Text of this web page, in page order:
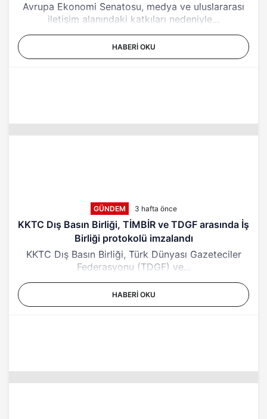
Avrupa Ekonomi Senatosu, medya ve uluslararası
iletişim alanındaki katkıları nedeniyle...
HABERI OKU
GÜNDEM 3 hafta önce
KKTC Dış Basın Birliği, TİMBİR ve TDGF arasında İş
Birliği protokolü imzalandı
KKTC Dış Basın Birliği, Türk Dünyası Gazeteciler
Federasyonu (TDGF) ve...
HABERI OKU